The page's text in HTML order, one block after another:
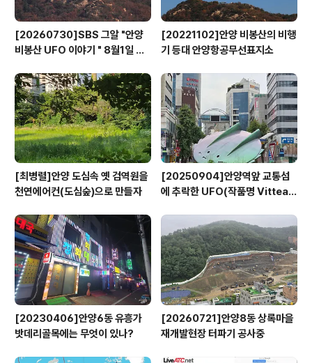
[20260730]SBS 그알 "안양
비봉산 UFO 이야기 " 8월1일 방
[20221102]안양 비봉산의 비행
기 등대 안양항공무선표지소
[최병렬]안양 도심속 옛 검역원을
천연에어컨(도심숲)으로 만들자
[20250904]안양역앞 교통섬
에 추락한 UFO(작품명 Vitteau
[20230406]안양6동 유흥가
밧데리골목에는 무엇이 있나?
[20260721]안양8동 상록마을
재개발현장 터파기 공사중